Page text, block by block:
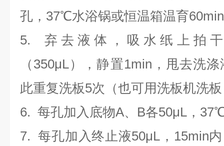
孔，37℃水浴锅或恒温箱温育
5. 弃去液体，吸水纸上拍
（350μL）
，静置1min，甩去洗
此重复洗板5次（也可用洗板机洗
6. 每孔加入底物A、B各50μL，
7. 每孔加入终止液50μL，15min